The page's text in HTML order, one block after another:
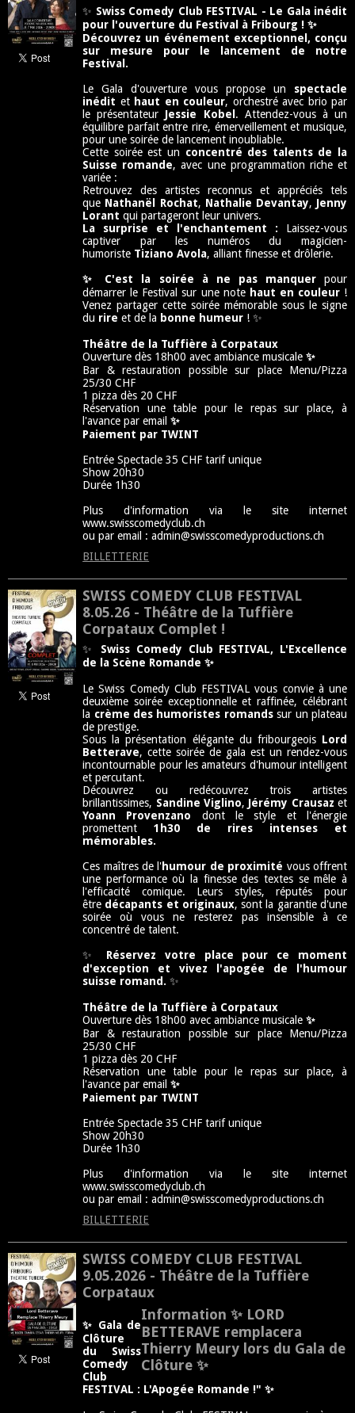
✨ Swiss Comedy Club FESTIVAL - Le Gala inédit
pour l'ouverture du Festival à Fribourg !✨
Découvrez un événement exceptionnel, conçu
sur mesure pour le lancement de notre
Festival.
Le Gala d'ouverture vous propose un spectacle
inédit et haut en couleur, orchestré avec brio par
le présentateur Jessie Kobel . Attendez-vous à un
équilibre parfait entre rire, émerveillement et musique,
pour une soirée de lancement inoubliable.
Cette soirée est un concentré des talents de la
Suisse romande, avec une programmation riche et
variée :
Retrouvez des artistes reconnus et appréciés tels
que Nathanël Rochat, Nathalie Devantay, Jenny
Lorant qui partageront leur univers.
La surprise et l'enchantement : Laissez-vous
captiver par les numéros du magicien-
humoriste Tiziano Avola, alliant finesse et drôlerie.
✨ C'est la soirée à ne pas manquerpour
démarrer le Festival sur une note haut en couleur!
Venez partager cette soirée mémorable sous le signe
du rire et de la bonne humeur !✨
Théâtre de la Tuffière à Corpataux
Ouverture dès 18h00 avec ambiance musicale✨
Bar & restauration possible sur place Menu/Pizza
25/30 CHF
1 pizza dès 20 CHF
Réservation une table pour le repas sur place, à
l'avance par email✨
Paiement par TWINT
Entrée Spectacle 35 CHF tarif unique
Show 20h30
Durée 1h30
Plus d'information via le site internet
www.swisscomedyclub.ch
ou par email : admin@swisscomedyproductions.ch
BILLETTERIE
SWISS COMEDY CLUB FESTIVAL
8.05.26 - Théâtre de la Tuffière
Corpataux Complet !
✨ Swiss Comedy Club FESTIVAL, L'Excellence
de la Scène Romande ✨
Le Swiss Comedy Club FESTIVAL vous convie à une
deuxième soirée exceptionnelle et raffinée, célébrant
la crème des humoristes romandssur un plateau
de prestige.
Sous la présentation élégante du fribourgeois Lord
Betterave, cette soirée de gala est un rendez-vous
incontournable pour les amateurs d'humour intelligent
et percutant.
Découvrez ou redécouvrez trois artistes
brillantissimes, Sandine Viglino, Jérémy Crausaz et
Yoann Provenzano dont le style et l'énergie
promettent1h30 de rires intenses et
mémorables.
Ces maîtres de l'humour de proximité vous offrent
une performance où la finesse des textes se mêle à
l'efficacité comique. Leurs styles, réputés pour
être décapants et originaux, sont la garantie d'une
soirée où vous ne resterez pas insensible à ce
concentré de talent.
✨
Réservez votre place pour ce moment
d'exception et vivez l'apogée de l'humour
suisse romand.✨
Théâtre de la Tuffière à Corpataux
Ouverture dès 18h00 avec ambiance musicale✨
Bar & restauration possible sur place Menu/Pizza
25/30 CHF
1 pizza dès 20 CHF
Réservation une table pour le repas sur place, à
l'avance par email✨
Paiement par TWINT
Entrée Spectacle 35 CHF tarif unique
Show 20h30
Durée 1h30
Plus d'information via le site internet
www.swisscomedyclub.ch
ou par email : admin@swisscomedyproductions.ch
BILLETTERIE
SWISS COMEDY CLUB FESTIVAL
9.05.2026 - Théâtre de la Tuffière
Corpataux
Information ✨ LORD
BETTERAVE remplacera
Thierry Meury lors du Gala de
Clôture ✨
✨ Gala de
Clôture
du Swiss
Comedy
Club
FESTIVAL : L'Apogée Romande !" ✨